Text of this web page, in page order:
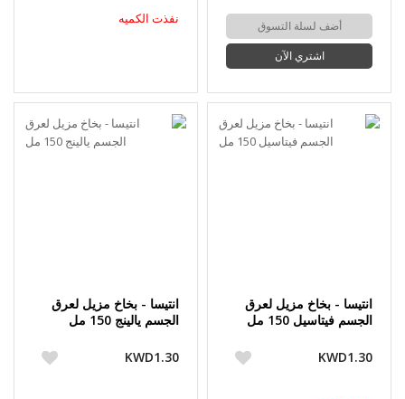
أضف لسلة التسوق
اشتري الآن
نفذت الكميه
انتيسا - بخاخ مزيل لعرق
الجسم فيتاسيل 150 مل
KWD1.30
انتيسا - بخاخ مزيل لعرق
الجسم يالينج 150 مل
KWD1.30